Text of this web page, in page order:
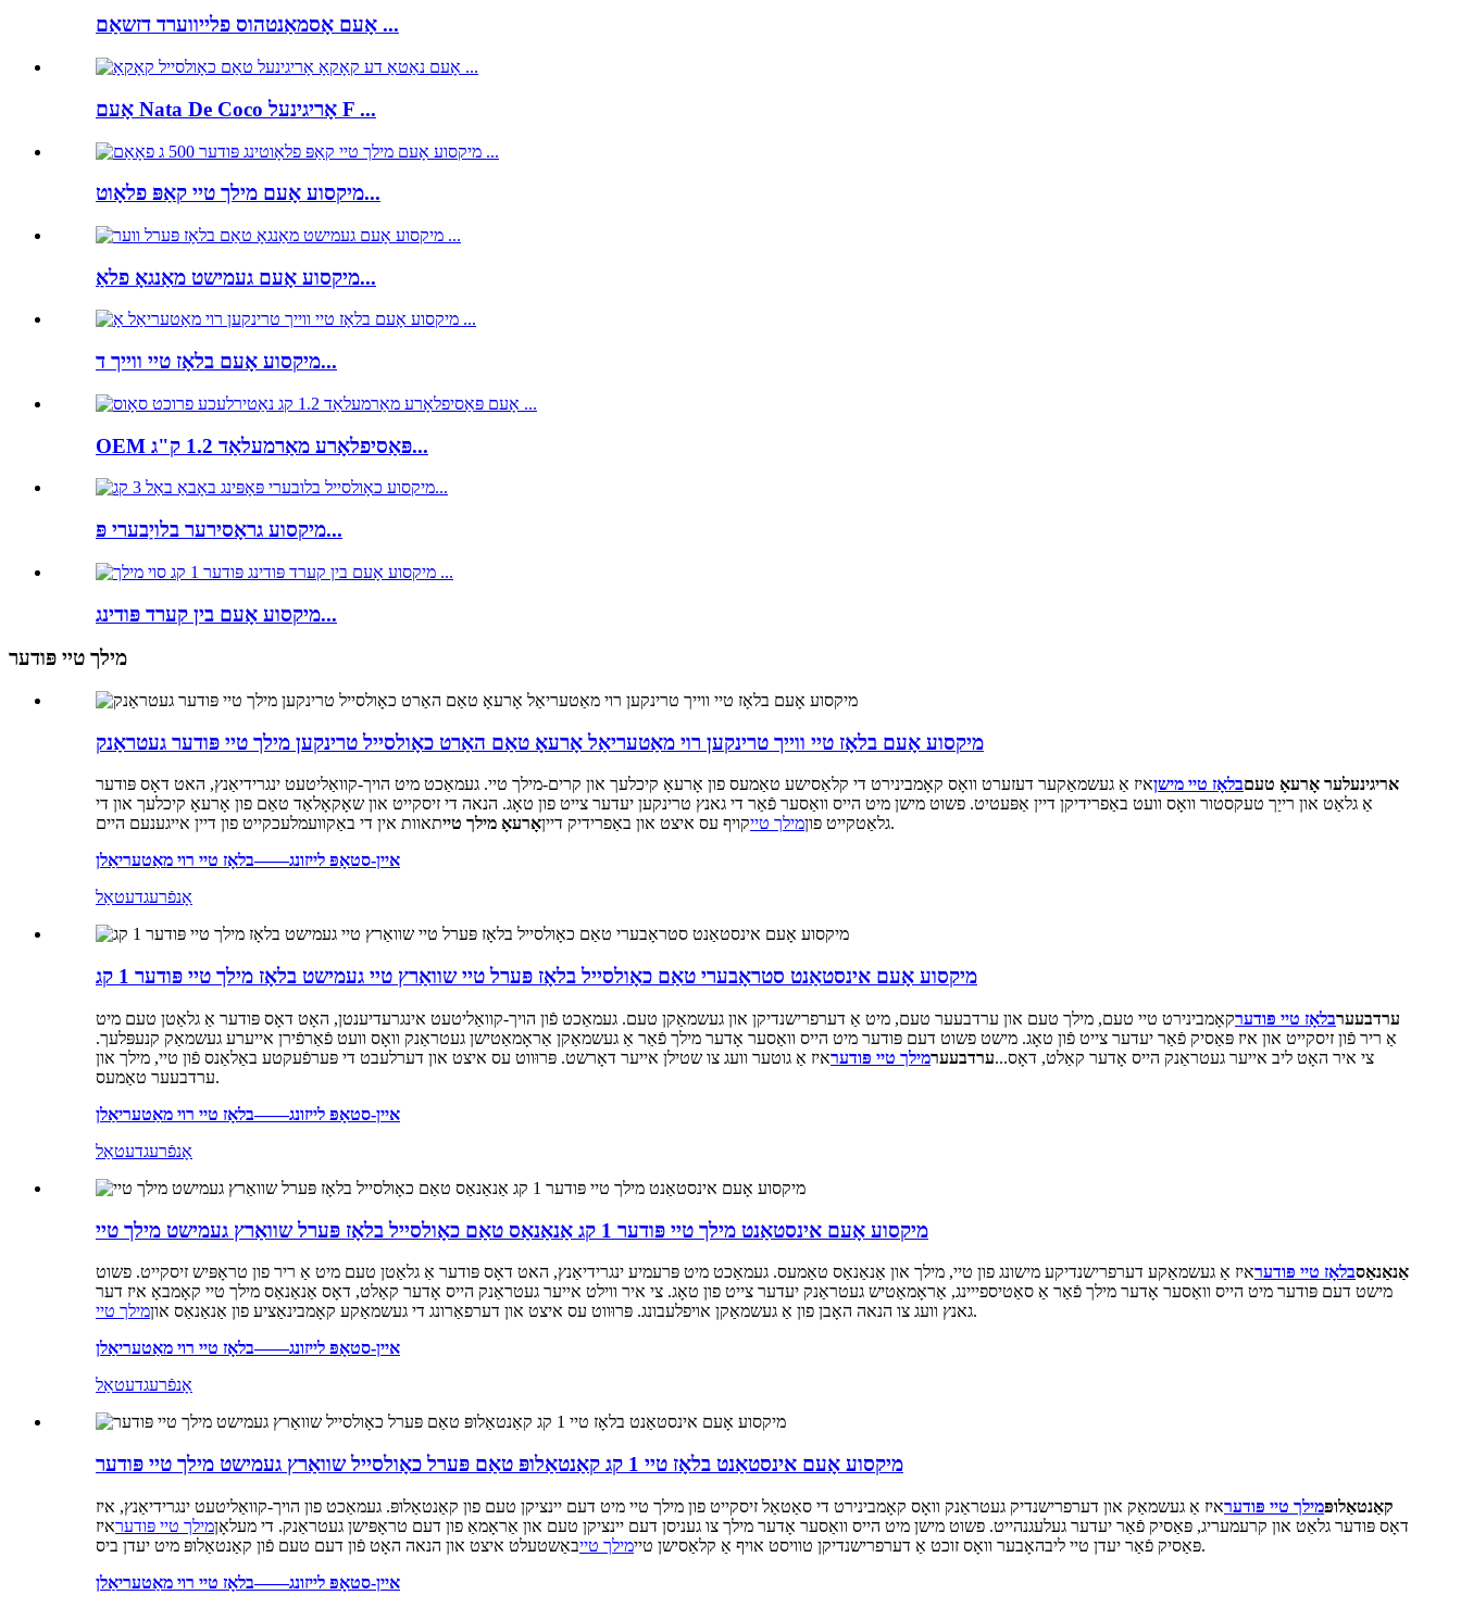
אָעם אָסמאַנטהוס פלייווערד דזשאַם ...
אָעם Nata De Coco אָריגינעל F ...
מיקסוע אָעם מילך טיי קאַפּ פלאָוט...
מיקסוע אָעם געמישט מאַנגאָ פלאַ...
מיקסוע אָעם בלאָז טיי ווייך ד...
OEM פּאַסיפלאָרע מאַרמעלאַד 1.2 ק"ג...
מיקסוע גראָסירער בלויַבערי פּ...
מיקסוע אָעם בין קערד פּודינג...
מילך טיי פּודער
מיקסוע אָעם בלאָז טיי ווייך טרינקען רוי מאַטעריאַל אָרעאָ טאַם האַרט כאָולסייל טרינקען מילך טיי פּודער געטראַנק
אריגינעלער אָרעאָ טעםבלאָז טיי מישןאיז אַ געשמאַקער דעזערט וואָס קאָמבינירט די קלאַסישע טאַמעס פון אָרעאָ קיכלעך און קרים-מילך טיי. געמאַכט מיט הויך-קוואַליטעט ינגרידיאַנץ, האט דאָס פּודער
אַ גלאַט און רייַך טעקסטור וואָס וועט באַפרידיקן דיין אַפּעטיט. פשוט מישן מיט הייס וואַסער פֿאַר די גאנץ טרינקען יעדער צייט פון טאָג. הנאה די זיסקייט און שאָקאָלאַד טאַם פון אָרעאָ קיכלעך און די
גלאַטקייט פוןמילך טייקויף עס איצט און באַפרידיק דייןאָרעאָ מילך טיי
תאוות אין די באַקוועמלעכקייט פון דיין אייגענעם היים.
איין-סטאָפּ לייזונג——בלאָז טיי רוי מאַטעריאַלן
אָנפֿרעגדעטאַל
מיקסוע אָעם אינסטאַנט סטראָבערי טאַם כאָולסייל בלאָז פּערל טיי שוואַרץ טיי געמישט בלאָז מילך טיי פּודער 1 קג
ערדבעערבלאָז טיי פּודערקאָמבינירט טיי טעם, מילך טעם און ערדבעער טעם, מיט אַ דערפרישנדיקן און געשמאַקן טעם. געמאַכט פֿון הויך-קוואַליטעט אינגרעדיענטן, האָט דאָס פּודער אַ גלאַטן טעם מיט
אַ ריר פֿון זיסקייט און איז פּאַסיק פֿאַר יעדער צייט פֿון טאָג. מישט פשוט דעם פּודער מיט הייס וואַסער אָדער מילך פֿאַר אַ געשמאַקן אַראָמאַטישן געטראַנק וואָס וועט פֿאַרפֿירן אייערע געשמאַק קנעפּלעך.
צי איר האָט ליב אייער געטראַנק הייס אָדער קאַלט, דאָס...ערדבעערמילך טיי פּודעראיז אַ גוטער וועג צו שטילן אייער דאָרשט. פּרוּווט עס איצט און דערלעבט די פּערפֿעקטע באַלאַנס פֿון טיי, מילך און
ערדבעער טאַמעס.
איין-סטאָפּ לייזונג——בלאָז טיי רוי מאַטעריאַלן
אָנפֿרעגדעטאַל
מיקסוע אָעם אינסטאַנט מילך טיי פּודער 1 קג אַנאַנאַס טאַם כאָולסייל בלאָז פּערל שוואַרץ געמישט מילך טיי
אַנאַנאַסבלאָז טיי פּודעראיז אַ געשמאַקע דערפרישנדיקע מישונג פון טיי, מילך און אַנאַנאַס טאַמעס. געמאַכט מיט פּרעמיע ינגרידיאַנץ, האט דאָס פּודער אַ גלאַטן טעם מיט אַ ריר פון טראָפּיש זיסקייט. פשוט
מישט דעם פּודער מיט הייס וואַסער אָדער מילך פֿאַר אַ סאַטיספייינג, אַראָמאַטיש געטראַנק יעדער צייט פון טאָג. צי איר ווילט אייער געטראַנק הייס אָדער קאַלט, דאָס אַנאַנאַס מילך טיי קאָמבאָ איז דער
גאנץ וועג צו הנאה האָבן פון אַ געשמאַקן אויפלעבונג. פּרוּווט עס איצט און דערפאַרונג די געשמאַקע קאָמבינאַציע פון ​​אַנאַנאַס אוןמילך טיי
.
איין-סטאָפּ לייזונג——בלאָז טיי רוי מאַטעריאַלן
אָנפֿרעגדעטאַל
מיקסוע אָעם אינסטאַנט בלאָז טיי 1 קג קאַנטאַלופּ טאַם פּערל כאָולסייל שוואַרץ געמישט מילך טיי פּודער
קאַנטאַלופּמילך טיי פּודעראיז אַ געשמאַק און דערפרישנדיק געטראַנק וואָס קאָמבינירט די סאַטאַל זיסקייט פון מילך טיי מיט דעם יינציקן טעם פון קאַנטאַלופּ. געמאַכט פון הויך-קוואַליטעט ינגרידיאַנץ, איז
דאָס פּודער גלאַט און קרעמעריג, פּאַסיק פֿאַר יעדער געלעגנהייט. פשוט מישן מיט הייס וואַסער אָדער מילך צו געניסן דעם יינציקן טעם און אַראָמאַ פון דעם טראָפּישן געטראַנק. די מעלאָןמילך טיי פּודעראיז
פּאַסיק פֿאַר יעדן טיי ליבהאָבער וואָס זוכט אַ דערפרישנדיקן טוויסט אויף אַ קלאַסישן טיימילך טיי
באַשטעלט איצט און הנאה האָט פֿון דעם טעם פֿון קאַנטאַלופּ מיט יעדן ביס.
איין-סטאָפּ לייזונג——בלאָז טיי רוי מאַטעריאַלן